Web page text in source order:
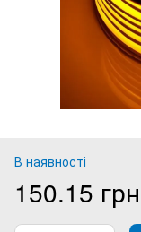
В наявності
150.15 грн